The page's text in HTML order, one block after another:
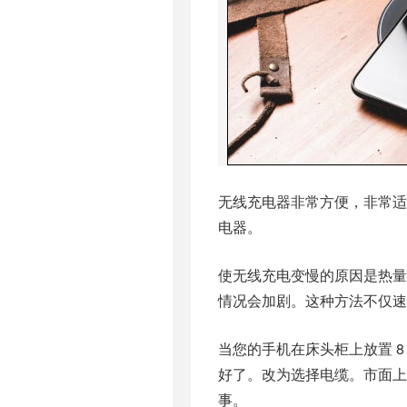
无线充电器非常方便，非常
电器。
使无线充电变慢的原因是热
情况会加剧。这种方法不仅
当您的手机在床头柜上放置
好了。改为选择电缆。市面
事。